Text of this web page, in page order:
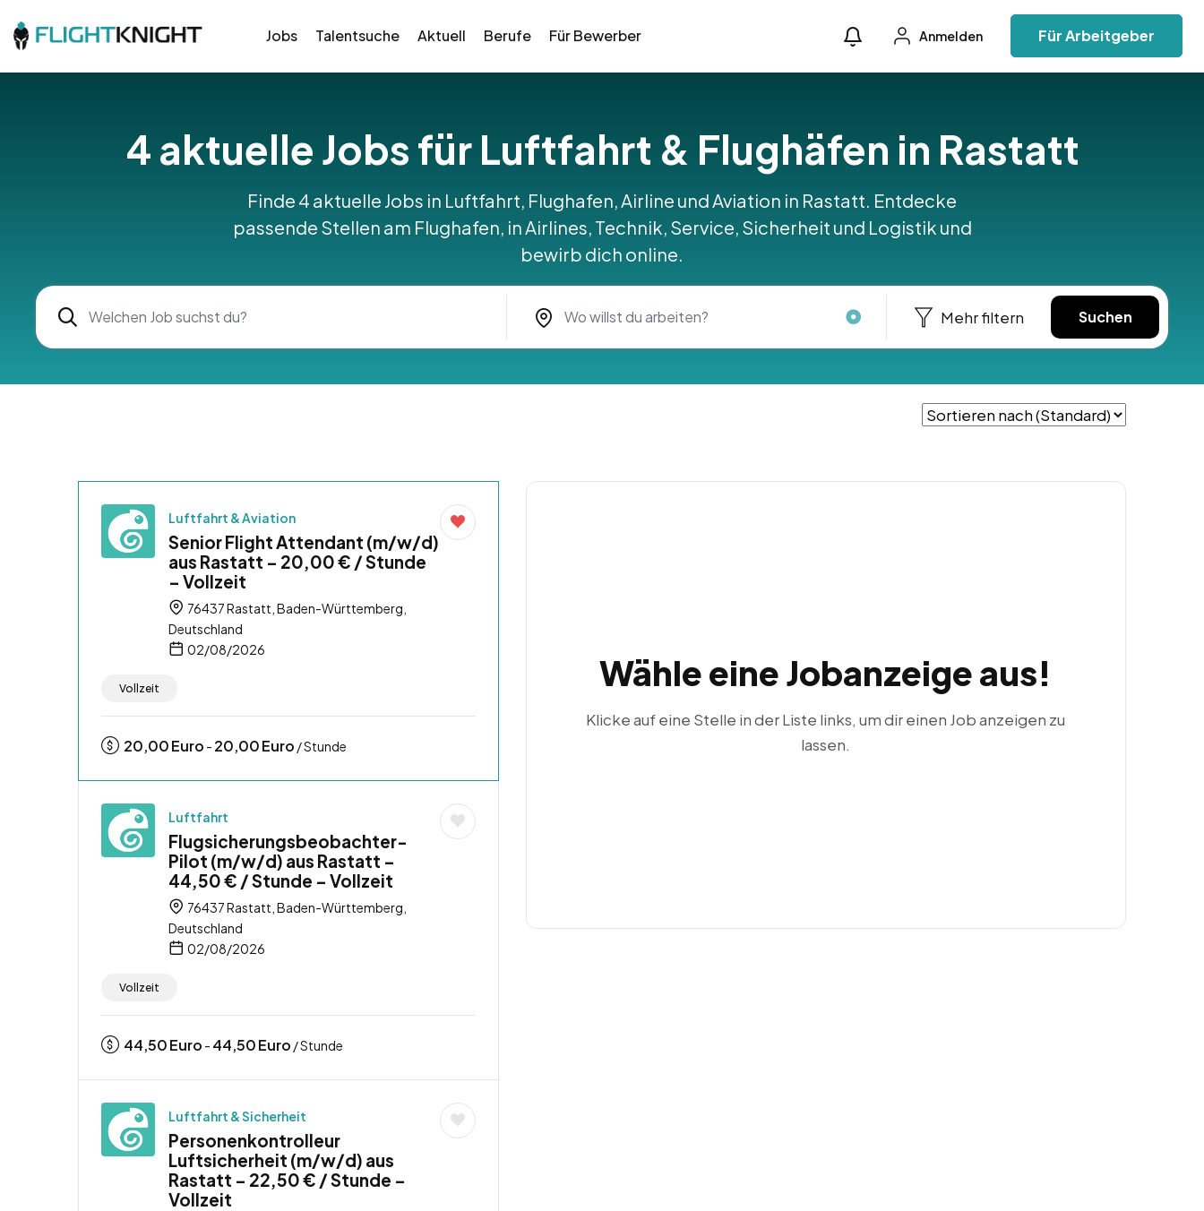
Jobs Talentsuche Aktuell Berufe Für Bewerber Anmelden Für Arbeitgeber
4 aktuelle Jobs für Luftfahrt & Flughäfen in Rastatt
Finde 4 aktuelle Jobs in Luftfahrt, Flughafen, Airline und Aviation in Rastatt. Entdecke
passende Stellen am Flughafen, in Airlines, Technik, Service, Sicherheit und Logistik und
bewirb dich online.
Mehr filtern Suchen
Luftfahrt & Aviation
Senior Flight Attendant (m/w/d)
aus Rastatt – 20,00 € / Stunde
– Vollzeit
76437 Rastatt, Baden-Württemberg,
Deutschland
02/08/2026
Vollzeit
20,00Euro - 20,00Euro / Stunde
Luftfahrt
Flugsicherungsbeobachter-
Pilot (m/w/d) aus Rastatt –
44,50 € / Stunde – Vollzeit
76437 Rastatt, Baden-Württemberg,
Deutschland
02/08/2026
Vollzeit
44,50Euro - 44,50Euro / Stunde
Luftfahrt & Sicherheit
Personenkontrolleur
Luftsicherheit (m/w/d) aus
Rastatt – 22,50 € / Stunde –
Vollzeit
Wähle eine Jobanzeige aus!
Klicke auf eine Stelle in der Liste links, um dir einen Job anzeigen zu
lassen.